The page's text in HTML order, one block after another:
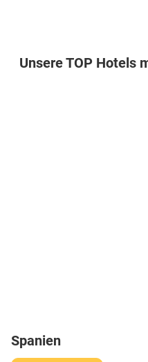
Unsere TOP Hotels
Spanien